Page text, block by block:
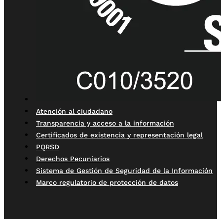
Atención al ciudadano
Transparencia y acceso a la información
Certificados de existencia y representación legal
PQRSD
Derechos Pecuniarios
Sistema de Gestión de Seguridad de la Información
Marco regulatorio de protección de datos